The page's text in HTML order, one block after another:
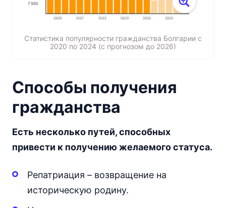
Статистика популярности гражданства Болгарии с
2020 по 2024 (с прогнозом до 2026)
Способы получения
гражданства
Есть несколько путей, способных
привести к получению желаемого статуса.
Репатриация – возвращение на
историческую родину.